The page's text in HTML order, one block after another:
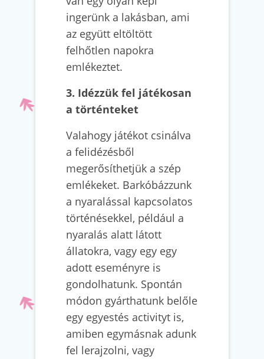
ingerünk a lakásban, ami
az együtt eltöltött
felhőtlen napokra
emlékeztet.
3. Idézzük fel játékosan
a történteket
Valahogy játékot csinálva
a felidézésből
megerősíthetjük a szép
emlékeket. Barkóbázzunk
a nyaralással kapcsolatos
történésekkel, például a
nyaralás alatt látott
állatokra, vagy egy egy
adott eseményre is
gondolhatunk. Spontán
módon gyárthatunk belőle
egy egyestés activityt is,
amiben egymásnak adunk
fel lerajzolni, vagy